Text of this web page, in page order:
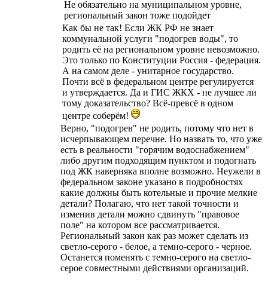
Не обязательно на муниципальном уровне,
региональный закон тоже подойдет
Как бы не так! Если ЖК РФ не знает
коммунальной услуги "подогрев воды", то
родить её на региональном уровне невозможно.
Это только по Конституции Россия - федерация.
А на самом деле - унитарное государство.
Почти всё в федеральном центре регулируется
и утверждается. Да и ГИС ЖКХ - не лучшее ли
тому доказательство? Всё-превсё в одном
центре соберём!
Верно, "подогрев" не родить, потому что нет в
исчерпывающем перечне. Но назвать то, что уже
есть в реальности "горячим водоснабжением"
либо другим подходящим пунктом и подогнать
под ЖК наверняка вполне возможно. Неужели в
федеральном законе указано в подробностях
какие должны быть котельные и прочие мелкие
детали? Полагаю, что нет такой точности и
изменив детали можно сдвинуть "правовое
поле" на котором все рассматривается.
Региональный закон как раз может сделать из
светло-серого - белое, а темно-серого - черное.
Останется поменять с темно-серого на светло-
серое совместными действиями организаций.